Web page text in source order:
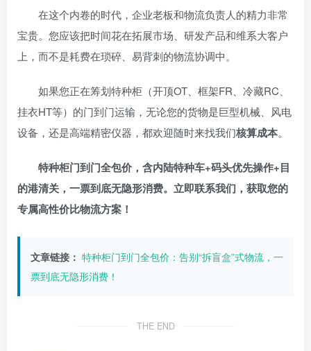
在这个内卷的时代，企业老板和物流负责人的精力非常
宝贵。您应该把时间花在拓展市场、研发产品和维系大客户
上，而不是耗费在琐碎、易背刺的物流协调中。
如果您正在筹划特种柜（开顶OT、框架FR、冷藏RC、
挂衣HT等）的门到门运输，无论您的货物是巨型机械、风电
设备，还是高端精密仪器，都欢迎随时来找我们核算成本。
特种柜门到门全包价，含内陆特种车+码头优先操作+目
的港清关，一票到底无隐形消费。立即联系我们，获取您的
专属高性价比物流方案！
文章链接： 特种柜门到门全包价：告别“拆盲盒”式物流，一
票到底无隐形消费！
THE END